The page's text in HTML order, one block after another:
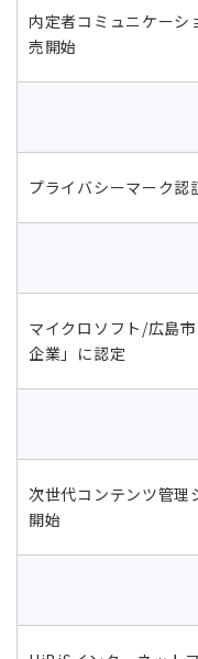
内定者コミュニケーシ
売開始
プライバシーマーク認
マイクロソフト/広島
企業」に認定
次世代コンテンツ管
開始